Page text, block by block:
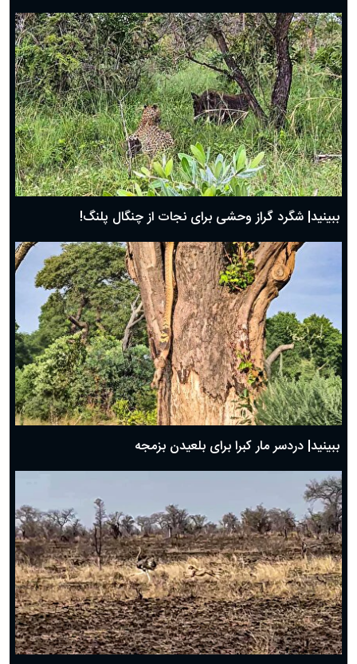
ببینید| شگرد گراز وحشی برای نجات از چنگال پلنگ!
ببینید| دردسر مار کبرا برای بلعیدن بزمجه